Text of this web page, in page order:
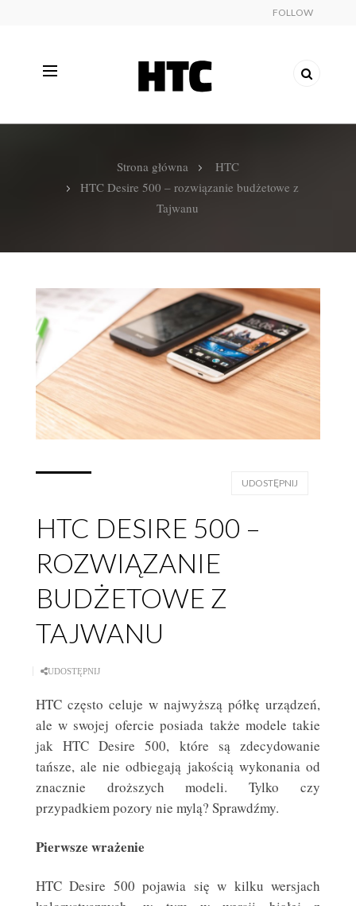
FOLLOW
Strona główna
HTC
HTC Desire 500 – rozwiązanie budżetowe z
Tajwanu
UDOSTĘPNIJ
HTC DESIRE 500 –
ROZWIĄZANIE
BUDŻETOWE Z
TAJWANU
UDOSTĘPNIJ
HTC często celuje w najwyższą półkę urządzeń,
ale w swojej ofercie posiada także modele takie
jak HTC Desire 500, które są zdecydowanie
tańsze, ale nie odbiegają jakością wykonania od
znacznie droższych modeli. Tylko czy
przypadkiem pozory nie mylą? Sprawdźmy.
Pierwsze wrażenie
HTC Desire 500 pojawia się w kilku wersjach